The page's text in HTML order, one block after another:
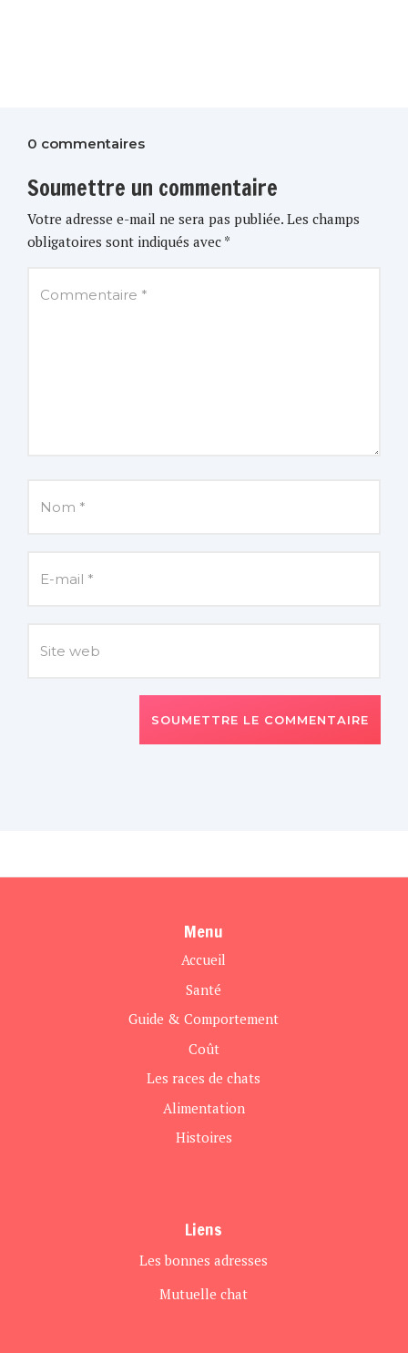
0 commentaires
Soumettre un commentaire
Votre adresse e-mail ne sera pas publiée. Les champs
obligatoires sont indiqués avec *
SOUMETTRE LE COMMENTAIRE
Menu
Accueil
Santé
Guide & Comportement
Coût
Les races de chats
Alimentation
Histoires
Liens
Les bonnes adresses
Mutuelle chat